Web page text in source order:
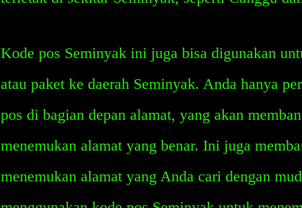
Kode pos Seminyak ini juga bisa digunakan
atau paket ke daerah Seminyak. Anda hanya
pos di bagian depan alamat, yang akan
menemukan alamat yang benar. Ini juga
menemukan alamat yang Anda cari dengan